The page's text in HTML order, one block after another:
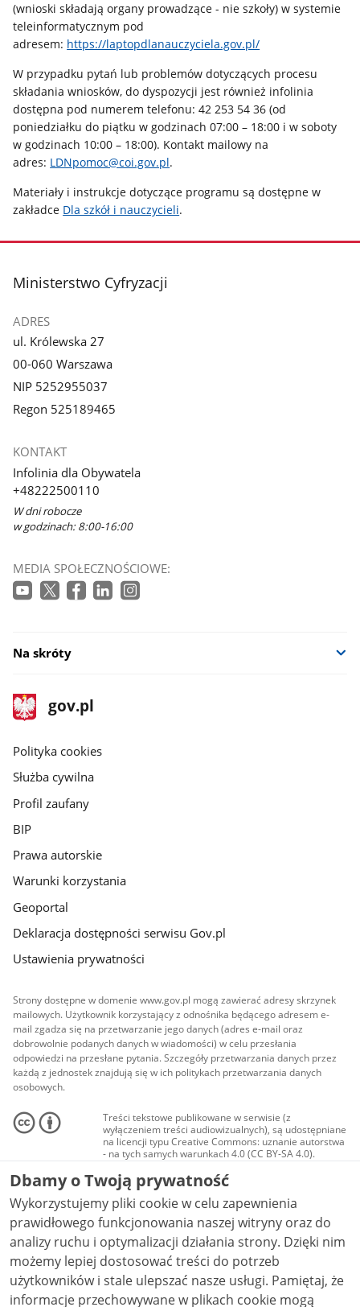
(wnioski składają organy prowadzące - nie szkoły) w systemie
teleinformatycznym pod
adresem: https://laptopdlanauczyciela.gov.pl/
W przypadku pytań lub problemów dotyczących procesu
składania wniosków, do dyspozycji jest również infolinia
dostępna pod numerem telefonu: 42 253 54 36 (od
poniedziałku do piątku w godzinach 07:00 – 18:00 i w soboty
w godzinach 10:00 – 18:00). Kontakt mailowy na
adres: LDNpomoc@coi.gov.pl.
Materiały i instrukcje dotyczące programu są dostępne w
zakładce Dla szkół i nauczycieli.
stopka
Ministerstwo Cyfryzacji
ADRES
ul. Królewska 27
00-060 Warszawa
NIP 5252955037
Regon 525189465
KONTAKT
Infolinia dla Obywatela
+48222500110
W dni robocze
w godzinach: 8:00-16:00
MEDIA SPOŁECZNOŚCIOWE:
Na skróty
stopka
gov.pl
Strona
gov.pl
gov.pl
Polityka cookies
Służba cywilna
Profil zaufany
BIP
Prawa autorskie
Warunki korzystania
Geoportal
Deklaracja dostępności serwisu Gov.pl
Ustawienia prywatności
Strony dostępne w domenie www.gov.pl mogą zawierać adresy skrzynek
mailowych. Użytkownik korzystający z odnośnika będącego adresem e-
mail zgadza się na przetwarzanie jego danych (adres e-mail oraz
dobrowolnie podanych danych w wiadomości) w celu przesłania
odpowiedzi na przesłane pytania. Szczegóły przetwarzania danych przez
każdą z jednostek znajdują się w ich politykach przetwarzania danych
osobowych.
Treści tekstowe publikowane w serwisie (z
wyłączeniem treści audiowizualnych), są udostępniane
na licencji typu Creative Commons: uznanie autorstwa
- na tych samych warunkach 4.0 (CC BY-SA 4.0).
Materiały audiowizualne, w tym zdjęcia, materiały
audio i wideo, są udostępniane na licencji typu
Creative Commons: uznanie autorstwa użycie
niekomercyjne - bez utworów zależnych 4.0 (CC BY-
NC-ND 4.0), o ile nie jest to stwierdzone inaczej.
Dbamy o Twoją prywatność
Wykorzystujemy pliki cookie w celu zapewnienia
prawidłowego funkcjonowania naszej witryny oraz do
analizy ruchu i optymalizacji działania strony. Dzięki nim
możemy lepiej dostosować treści do potrzeb
użytkowników i stale ulepszać nasze usługi. Pamiętaj, że
informacje przechowywane w plikach cookie mogą